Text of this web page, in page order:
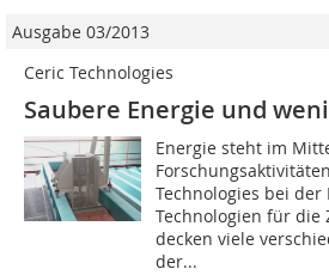
Ausgabe 03/2013
Ceric Technologies
Saubere Energie und
Energie steht im
Technologies bei
Technologien für
decken viele
der...